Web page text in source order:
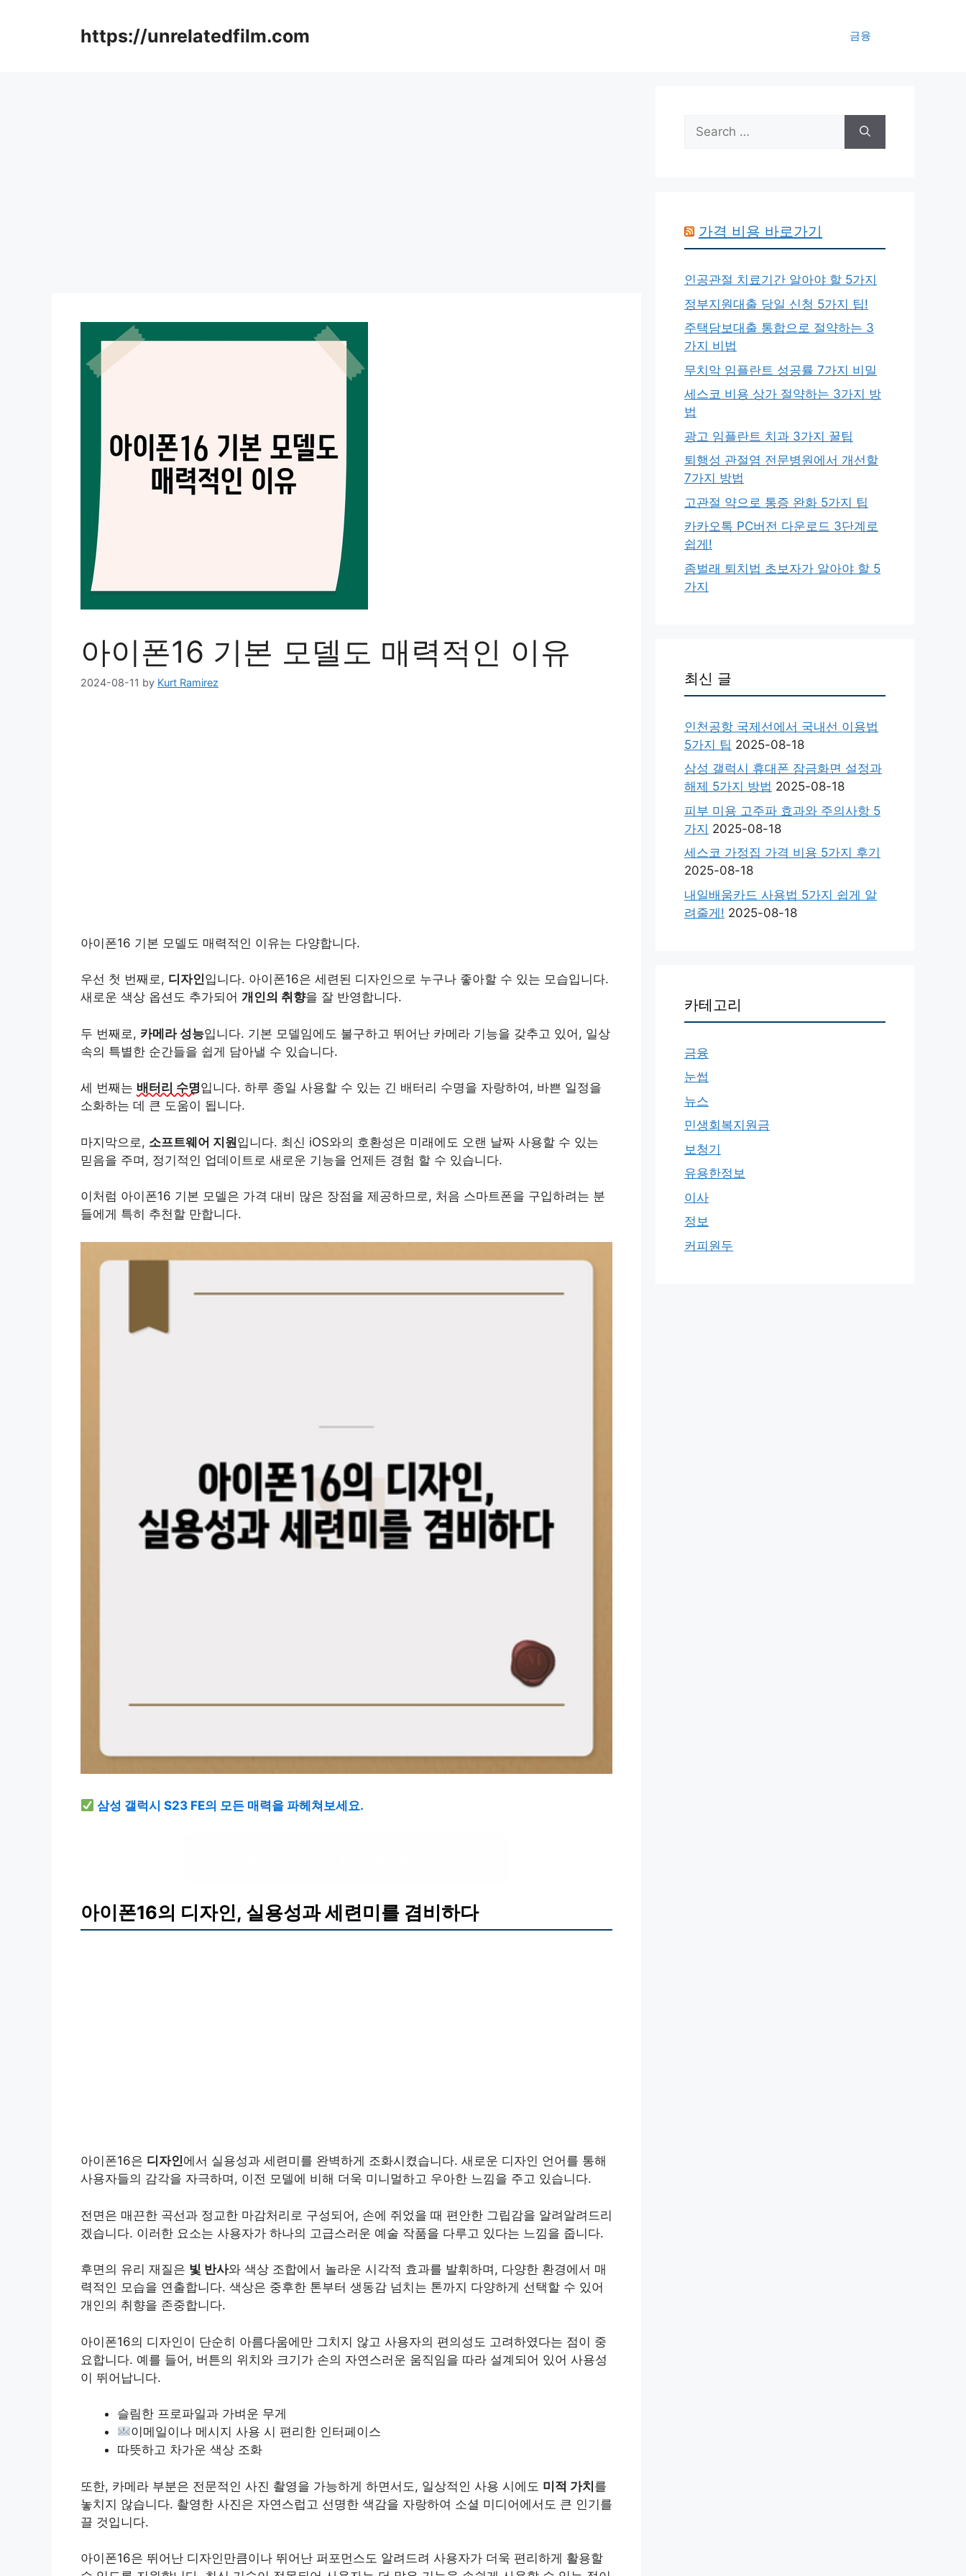
https://unrelatedfilm.com 금융
아이폰16 기본 모델도 매력적인 이유
2024-08-11 by Kurt Ramirez
아이폰16 기본 모델도 매력적인 이유는 다양합니다.
우선 첫 번째로, 디자인입니다. 아이폰16은 세련된 디자인으로 누구나 좋아할 수 있는 모습입니다.
새로운 색상 옵션도 추가되어 개인의 취향을 잘 반영합니다.
두 번째로, 카메라 성능입니다. 기본 모델임에도 불구하고 뛰어난 카메라 기능을 갖추고 있어, 일상
속의 특별한 순간들을 쉽게 담아낼 수 있습니다.
세 번째는 배터리 수명입니다. 하루 종일 사용할 수 있는 긴 배터리 수명을 자랑하여, 바쁜 일정을
소화하는 데 큰 도움이 됩니다.
마지막으로, 소프트웨어 지원입니다. 최신 iOS와의 호환성은 미래에도 오랜 날짜 사용할 수 있는
믿음을 주며, 정기적인 업데이트로 새로운 기능을 언제든 경험 할 수 있습니다.
이처럼 아이폰16 기본 모델은 가격 대비 많은 장점을 제공하므로, 처음 스마트폰을 구입하려는 분
들에게 특히 추천할 만합니다.
삼성 갤럭시 S23 FE의 모든 매력을 파헤쳐보세요.
아이폰16의 디자인, 실용성과 세련미를 겸비하다
아이폰16은 디자인에서 실용성과 세련미를 완벽하게 조화시켰습니다. 새로운 디자인 언어를 통해
사용자들의 감각을 자극하며, 이전 모델에 비해 더욱 미니멀하고 우아한 느낌을 주고 있습니다.
전면은 매끈한 곡선과 정교한 마감처리로 구성되어, 손에 쥐었을 때 편안한 그립감을 알려알려드리
겠습니다. 이러한 요소는 사용자가 하나의 고급스러운 예술 작품을 다루고 있다는 느낌을 줍니다.
후면의 유리 재질은 빛 반사와 색상 조합에서 놀라운 시각적 효과를 발휘하며, 다양한 환경에서 매
력적인 모습을 연출합니다. 색상은 중후한 톤부터 생동감 넘치는 톤까지 다양하게 선택할 수 있어
개인의 취향을 존중합니다.
아이폰16의 디자인이 단순히 아름다움에만 그치지 않고 사용자의 편의성도 고려하였다는 점이 중
요합니다. 예를 들어, 버튼의 위치와 크기가 손의 자연스러운 움직임을 따라 설계되어 있어 사용성
이 뛰어납니다.
슬림한 프로파일과 가벼운 무게
이메일이나 메시지 사용 시 편리한 인터페이스
따뜻하고 차가운 색상 조화
또한, 카메라 부분은 전문적인 사진 촬영을 가능하게 하면서도, 일상적인 사용 시에도 미적 가치를
놓치지 않습니다. 촬영한 사진은 자연스럽고 선명한 색감을 자랑하여 소셜 미디어에서도 큰 인기를
끌 것입니다.
아이폰16은 뛰어난 디자인만큼이나 뛰어난 퍼포먼스도 알려드려 사용자가 더욱 편리하게 활용할
Search
for:
가격 비용 바로가기
인공관절 치료기간 알아야 할 5가지
정부지원대출 당일 신청 5가지 팁!
주택담보대출 통합으로 절약하는 3
가지 비법
무치악 임플란트 성공률 7가지 비밀
세스코 비용 상가 절약하는 3가지 방
법
광고 임플란트 치과 3가지 꿀팁
퇴행성 관절염 전문병원에서 개선할
7가지 방법
고관절 약으로 통증 완화 5가지 팁
카카오톡 PC버전 다운로드 3단계로
쉽게!
좀벌래 퇴치법 초보자가 알아야 할 5
가지
최신 글
인천공항 국제선에서 국내선 이용법
5가지 팁 2025-08-18
삼성 갤럭시 휴대폰 잠금화면 설정과
해제 5가지 방법 2025-08-18
피부 미용 고주파 효과와 주의사항 5
가지 2025-08-18
세스코 가정집 가격 비용 5가지 후기
2025-08-18
내일배움카드 사용법 5가지 쉽게 알
려줄게! 2025-08-18
카테고리
금융
눈썹
뉴스
민생회복지원금
보청기
유용한정보
이사
정보
커피원두